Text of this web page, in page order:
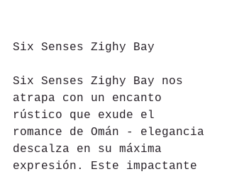
Six Senses Zighy Bay
Six Senses Zighy Bay nos
atrapa con un encanto
rústico que exude el
romance de Omán - elegancia
descalza en su máxima
expresión. Este impactante